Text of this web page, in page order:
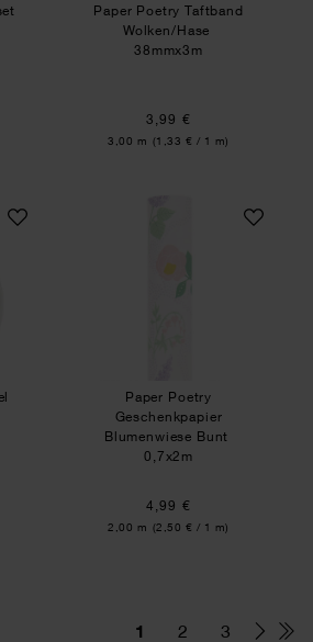
Paper Poetry Taftband
Wolken/Hase
38mmx3m
3,99 €
Inhalt:
3,00 m (1,33 € / 1 m)
auf Kugel
Paper Poetry
Geschenkpapier
Blumenwiese Bunt
0,7x2m
4,99 €
Inhalt:
2,00 m (2,50 € / 1 m)
1 2 3